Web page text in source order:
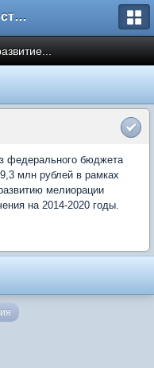
Форум Новостройки
федерального бюджета
млн рублей в рамках
мелиорации
на 2014-2020 годы.